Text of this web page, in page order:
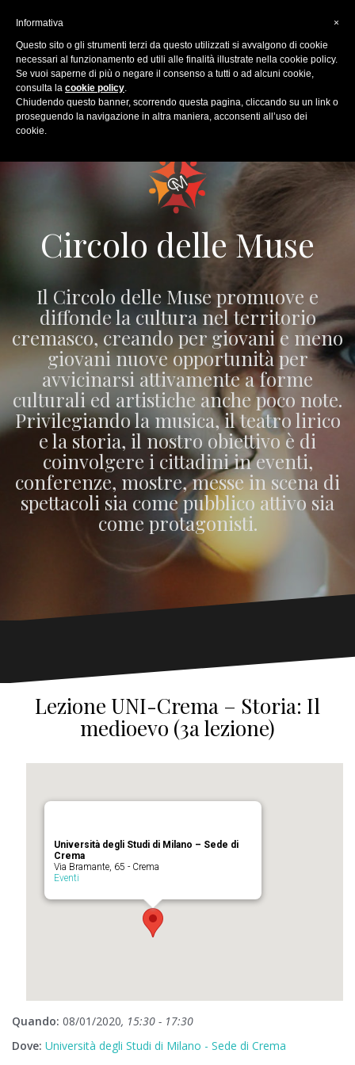
content
FacebookInstagramYoutube
Circolo delle Muse
Il Circolo delle Muse promuove e
diffonde la cultura nel territorio
cremasco, creando per giovani e meno
giovani nuove opportunità per
avvicinarsi attivamente a forme
culturali ed artistiche anche poco note.
Privilegiando la musica, il teatro lirico
e la storia, il nostro obiettivo è di
coinvolgere i cittadini in eventi,
conferenze, mostre, messe in scena di
spettacoli sia come pubblico attivo sia
come protagonisti.
Lezione UNI-Crema – Storia: Il
medioevo (3a lezione)
Università degli Studi di Milano – Sede di
Crema
Via Bramante, 65 - Crema
Eventi
Quando: 08/01/2020, 15:30 - 17:30
Dove: Università degli Studi di Milano - Sede di Crema
×
Informativa
Questo sito o gli strumenti terzi da questo utilizzati si avvalgono di cookie
necessari al funzionamento ed utili alle finalità illustrate nella cookie policy.
Se vuoi saperne di più o negare il consenso a tutti o ad alcuni cookie,
consulta la cookie policy.
Chiudendo questo banner, scorrendo questa pagina, cliccando su un link o
proseguendo la navigazione in altra maniera, acconsenti all’uso dei
cookie.